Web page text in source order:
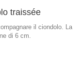
traissée
il ciondolo. La
di 6 cm.